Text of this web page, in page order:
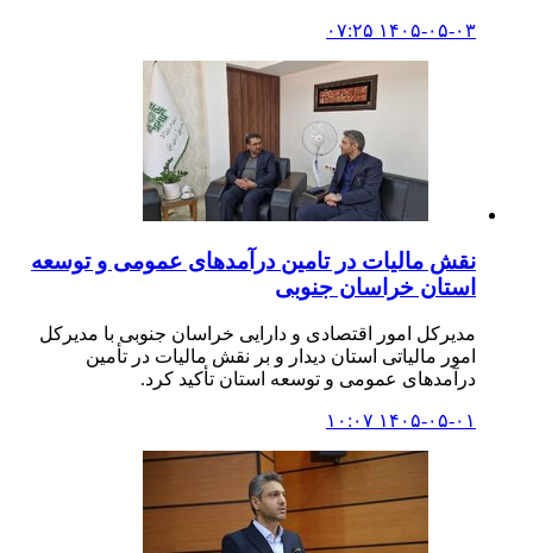
۱۴۰۵-۰۵-۰۳ ۰۷:۲۵
نقش مالیات در تامین درآمدهای عمومی و توسعه
استان خراسان جنوبی
مدیرکل امور اقتصادی و دارایی خراسان جنوبی با مدیرکل
امور مالیاتی استان دیدار و بر نقش مالیات در تأمین
درآمدهای عمومی و توسعه استان تأکید کرد.
۱۴۰۵-۰۵-۰۱ ۱۰:۰۷